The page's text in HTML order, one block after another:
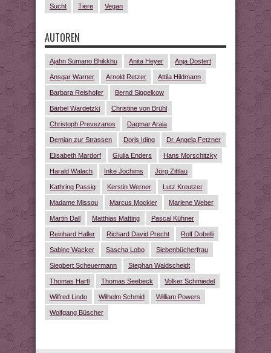
Sucht Tiere Vegan
AUTOREN
Ajahn Sumano Bhikkhu Anita Heyer Anja Dostert
Ansgar Warner Arnold Retzer Attila Hildmann
Barbara Reishofer Bernd Siggelkow
Bärbel Wardetzki Christine von Brühl
Christoph Prevezanos Dagmar Araia
Demian zur Strassen Doris Iding Dr. Angela Fetzner
Elisabeth Mardorf Giulia Enders Hans Morschitzky
Harald Walach Inke Jochims Jörg Zittlau
Kathring Passig Kerstin Werner Lutz Kreutzer
Madame Missou Marcus Mockler Marlene Weber
Martin Dall Matthias Matting Pascal Kühner
Reinhard Haller Richard David Precht Rolf Dobelli
Sabine Wacker Sascha Lobo Siebenbücherfrau
Siegbert Scheuermann Stephan Waldscheidt
Thomas Hartl Thomas Seebeck Volker Schmiedel
Wilfred Lindo Wilhelm Schmid William Powers
Wolfgang Büscher